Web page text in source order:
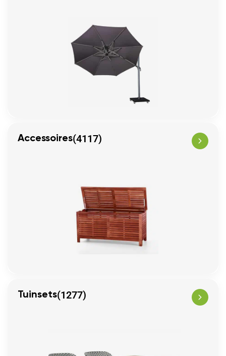
Accessoires(4117)
Tuinsets(1277)